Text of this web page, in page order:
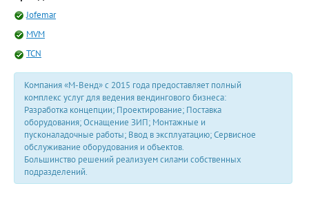
Jofemar
MVM
TCN
Компания «М-Венд» с 2015 года предоставляет полный
комплекс услуг для ведения вендингового бизнеса:
Разработка концепции; Проектирование; Поставка
оборудования; Оснащение ЗИП; Монтажные и
пусконаладочные работы; Ввод в эксплуатацию; Сервисное
обслуживание оборудования и объектов.
Большинство решений реализуем силами собственных
подразделений.